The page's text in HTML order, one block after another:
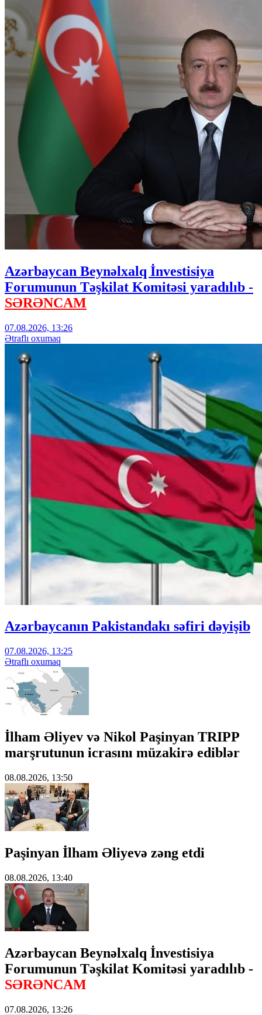
Azərbaycan Beynəlxalq İnvestisiya
Forumunun Təşkilat Komitəsi yaradılıb -
SƏRƏNCAM
07.08.2026, 13:26
Ətraflı oxumaq
Azərbaycanın Pakistandakı səfiri dəyişib
07.08.2026, 13:25
Ətraflı oxumaq
İlham Əliyev və Nikol Paşinyan TRIPP
marşrutunun icrasını müzakirə ediblər
08.08.2026, 13:50
Paşinyan İlham Əliyevə zəng etdi
08.08.2026, 13:40
Azərbaycan Beynəlxalq İnvestisiya
Forumunun Təşkilat Komitəsi yaradılıb -
SƏRƏNCAM
07.08.2026, 13:26